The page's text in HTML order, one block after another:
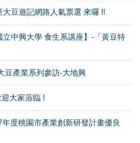
大豆遊記網路人氣票選 來囉 !!
立中興大學 食生系講座】-「黃豆特
豆產業系列參訪-大地興
大家蒞臨 !
度桃園市產業創新研發計畫優良